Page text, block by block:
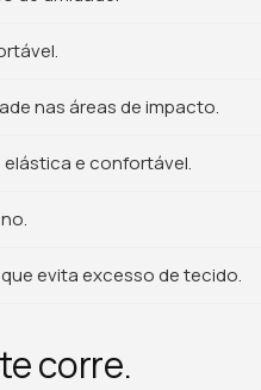
nas áreas de impacto.
e confortável.
evita excesso de tecido.
corre.